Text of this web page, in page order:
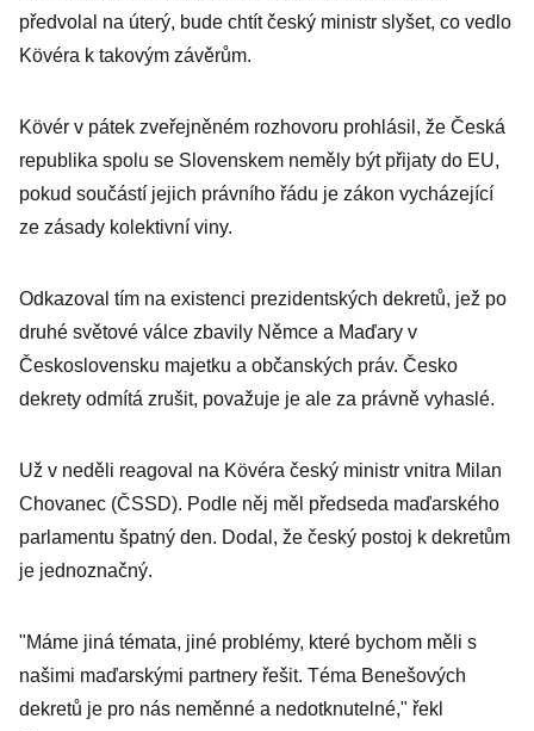
předvolal na úterý, bude chtít český ministr slyšet, co vedlo
Kövéra k takovým závěrům.
Kövér v pátek zveřejněném rozhovoru prohlásil, že Česká
republika spolu se Slovenskem neměly být přijaty do EU,
pokud součástí jejich právního řádu je zákon vycházející
ze zásady kolektivní viny.
Odkazoval tím na existenci prezidentských dekretů, jež po
druhé světové válce zbavily Němce a Maďary v
Československu majetku a občanských práv. Česko
dekrety odmítá zrušit, považuje je ale za právně vyhaslé.
Už v neděli reagoval na Kövéra český ministr vnitra Milan
Chovanec (ČSSD). Podle něj měl předseda maďarského
parlamentu špatný den. Dodal, že český postoj k dekretům
je jednoznačný.
"Máme jiná témata, jiné problémy, které bychom měli s
našimi maďarskými partnery řešit. Téma Benešových
dekretů je pro nás neměnné a nedotknutelné," řekl